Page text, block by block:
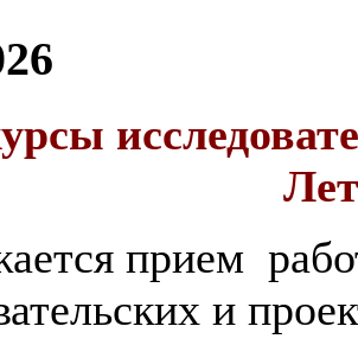
прием
и